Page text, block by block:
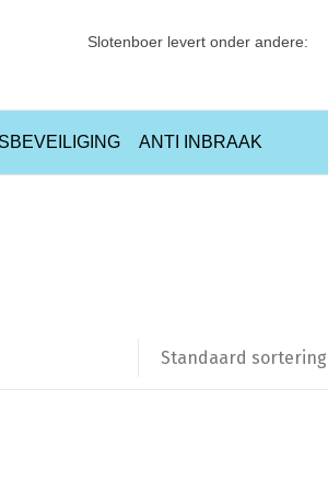
Slotenboer levert onder andere:
ANTI INBRAAK
Standaard sortering